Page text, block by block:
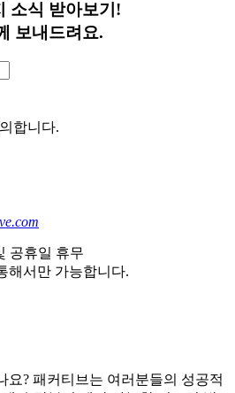
소식 받아보기!
보내드려요.
합니다.
공휴일 휴무
해서만 가능합니다.
요? 패커티브는 여러분들의 성공적